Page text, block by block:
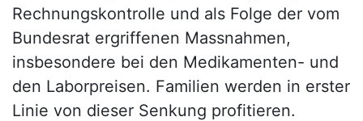
Rechnungskontrolle und als Folge der vom
Bundesrat ergriffenen Massnahmen,
insbesondere bei den Medikamenten- und
den Laborpreisen. Familien werden in erster
Linie von dieser Senkung profitieren.